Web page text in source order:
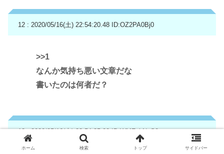
12 : 2020/05/16(土) 22:54:20.48 ID:OZ2PA0Bj0
>>1
なんか気持ち悪い文章だな
書いたのは何者だ？
13 : 2020/05/16(土) 22:54:25.00ID:WMFzkNeS0
ホーム 検索 トップ サイドバー